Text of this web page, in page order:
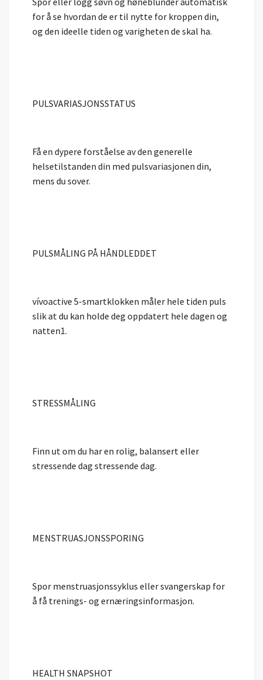
for å se hvordan de er til nytte for kroppen din,
og den ideelle tiden og varigheten de skal ha.
PULSVARIASJONSSTATUS
Få en dypere forståelse av den generelle
helsetilstanden din med pulsvariasjonen din,
mens du sover.
PULSMÅLING PÅ HÅNDLEDDET
vívoactive 5-smartklokken måler hele tiden puls
slik at du kan holde deg oppdatert hele dagen og
natten1.
STRESSMÅLING
Finn ut om du har en rolig, balansert eller
stressende dag stressende dag.
MENSTRUAS­JONSSPORING
Spor menstruasjonssyklus eller svangerskap for
å få trenings- og ernæringsinformasjon.
HEALTH SNAPSHOT